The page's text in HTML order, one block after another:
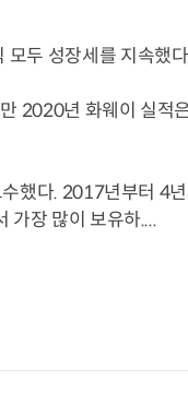
모두 성장세를 지속했
2020년 화웨이 실적
했다. 2017년부터 4
가장 많이 보유하....